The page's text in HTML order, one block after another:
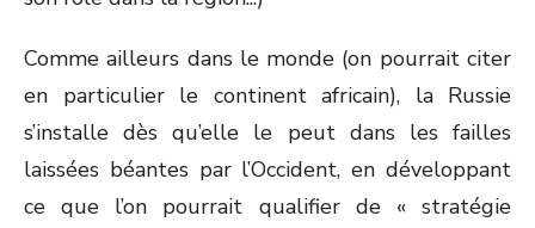
Comme ailleurs dans le monde (on pourrait citer
en particulier le continent africain), la Russie
s’installe dès qu’elle le peut dans les failles
laissées béantes par l’Occident, en développant
ce que l’on pourrait qualifier de « stratégie